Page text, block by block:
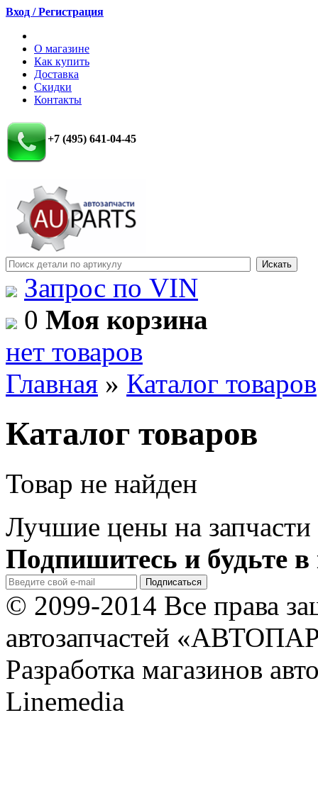
Вход / Регистрация
О магазине
Как купить
Доставка
Скидки
Контакты
+7 (495) 641-04-45
Запрос по VIN
0 Моя корзина
нет товаров
Главная » Каталог товаров
Каталог товаров
Товар не найден
Лучшие цены на запчасти
Подпишитесь и будьте в
© 2099-2014 Все права
автозапчастей
Разработка магазинов
Linemedia